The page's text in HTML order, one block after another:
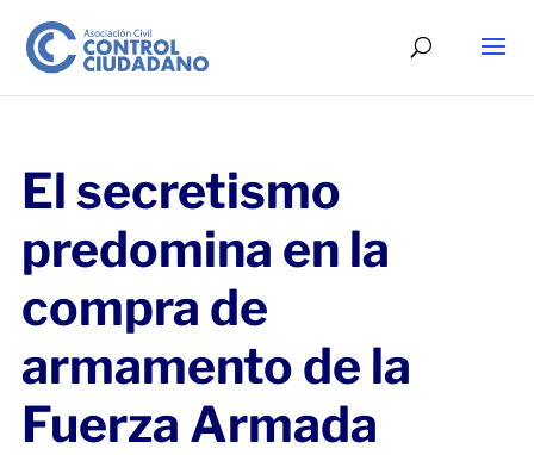
El secretismo
predomina en la
compra de
armamento de la
Fuerza Armada